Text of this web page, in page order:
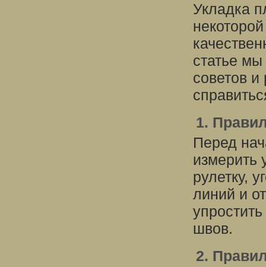
Укладка
статье
советов
1.
Перед
измерить
рулетку,
линий и
швов.
2.